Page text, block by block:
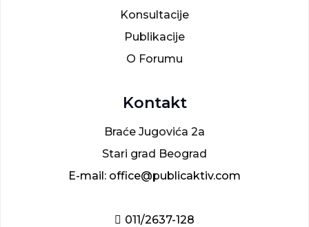
Konsultacije
Publikacije
O Forumu
Kontakt
Braće Jugovića 2a
Stari grad Beograd
E-mail: office@publicaktiv.com
011/2637-128